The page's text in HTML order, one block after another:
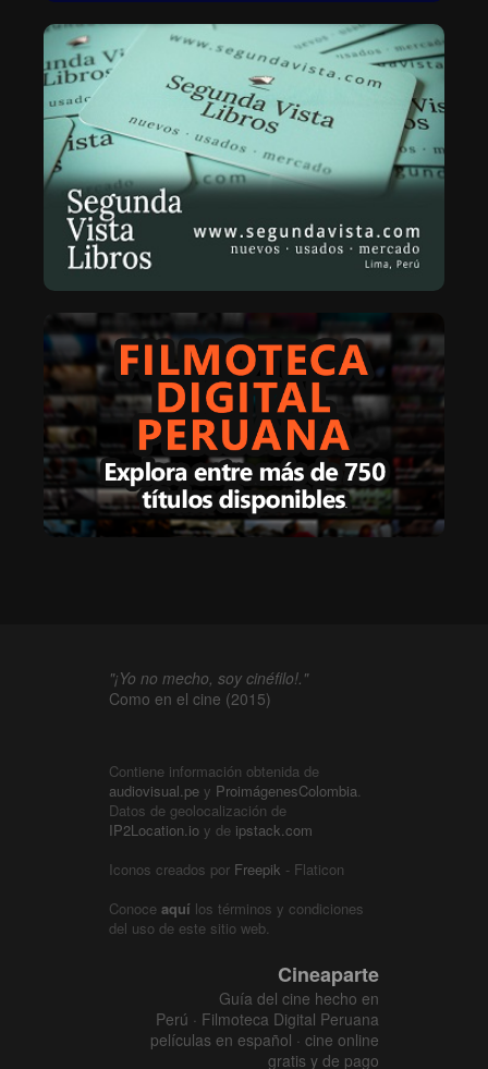
"¡Yo no mecho, soy cinéfilo!."
Como en el cine (2015)
Contiene información obtenida de
audiovisual.pe y ProimágenesColombia.
Datos de geolocalización de
IP2Location.io y de ipstack.com
Iconos creados por Freepik - Flaticon
Conoce aquí los términos y condiciones
del uso de este sitio web.
Cineaparte
Guía del cine hecho en
Perú · Filmoteca Digital Peruana
películas en español · cine online
gratis y de pago